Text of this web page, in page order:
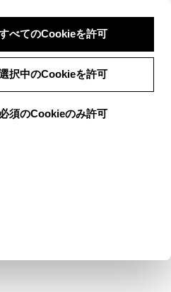
べてのCookieを許可
択中のCookieを許可
必須のCookieのみ許可
ログイン 検索 メニュー